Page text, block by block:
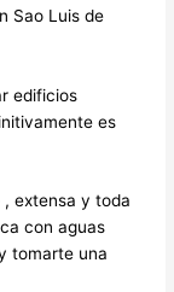
Sao Luis de
edificios
es
, extensa y toda
con aguas
tomarte una